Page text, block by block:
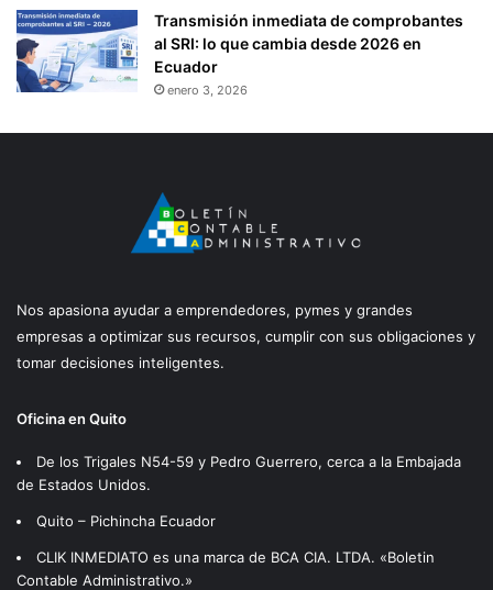
Transmisión inmediata de comprobantes
al SRI: lo que cambia desde 2026 en
Ecuador
enero 3, 2026
Nos apasiona ayudar a emprendedores, pymes y grandes
empresas a optimizar sus recursos, cumplir con sus obligaciones y
tomar decisiones inteligentes.
Oficina en Quito
De los Trigales N54-59 y Pedro Guerrero, cerca a la Embajada
de Estados Unidos.
Quito – Pichincha Ecuador
CLIK INMEDIATO es una marca de BCA CIA. LTDA. «Boletin
Contable Administrativo.»